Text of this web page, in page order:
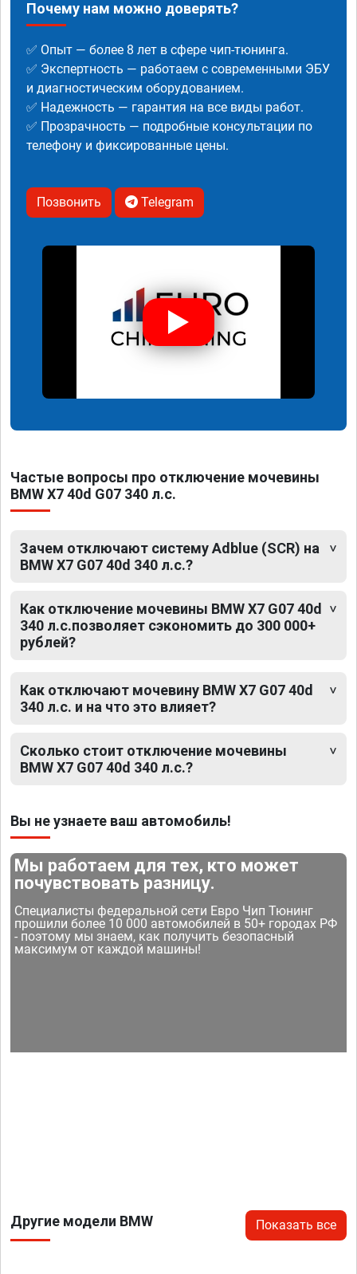
Почему нам можно доверять?
✅ Опыт — более 8 лет в сфере чип-тюнинга.
✅ Экспертность — работаем с современными ЭБУ
и диагностическим оборудованием.
✅ Надежность — гарантия на все виды работ.
✅ Прозрачность — подробные консультации по
телефону и фиксированные цены.
Позвонить Telegram
Частые вопросы про отключение мочевины
BMW X7 40d G07 340 л.с.
Зачем отключают систему Adblue (SCR) на
BMW X7 G07 40d 340 л.с.?
Как отключение мочевины BMW X7 G07 40d
340 л.с.позволяет сэкономить до 300 000+
рублей?
Как отключают мочевину BMW X7 G07 40d
340 л.с. и на что это влияет?
Сколько стоит отключение мочевины
BMW X7 G07 40d 340 л.с.?
Вы не узнаете ваш автомобиль!
Мы работаем для тех, кто может
почувствовать разницу.
Специалисты федеральной сети Евро Чип Тюнинг
прошили более 10 000 автомобилей в 50+ городах РФ
- поэтому мы знаем, как получить безопасный
максимум от каждой машины!
Другие модели BMW Показать все